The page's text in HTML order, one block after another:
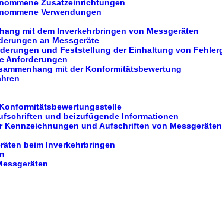
Zusatzeinrichtungen
Verwendungen
mit dem Inverkehrbringen von Messgeräten
an Messgeräte
und Feststellung der Einhaltung von
Anforderungen
mit der Konformitätsbewertung
und beizufügende Informationen
Kennzeichnungen und Aufschriften von
beim Inverkehrbringen